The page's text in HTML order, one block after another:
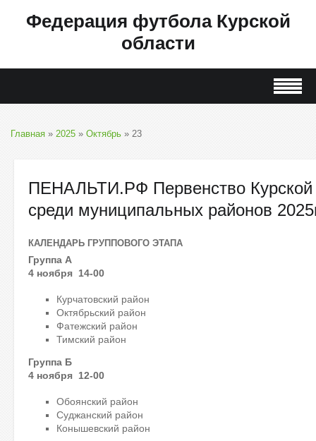
Федерация футбола Курской
области
Главная » 2025 » Октябрь » 23
ПЕНАЛЬТИ.РФ Первенство Курской
среди муниципальных районов
КАЛЕНДАРЬ ГРУППОВОГО ЭТАПА
Группа А
4 ноября 14-00
Курчатовский район
Октябрьский район
Фатежский район
Тимский район
Группа Б
4 ноября 12-00
Обоянский район
Суджанский район
Конышевский район